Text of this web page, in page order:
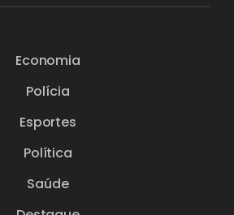
Economia
Polícia
Esportes
Política
Saúde